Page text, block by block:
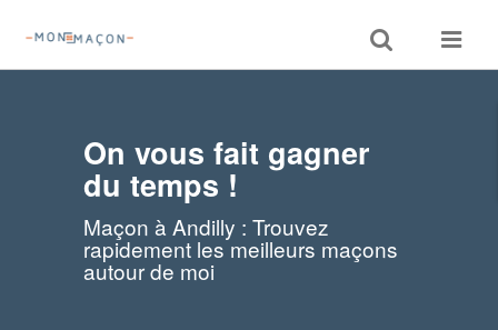
Toggle
search
Toggle
On vous fait gagner
du temps !
Maçon à Andilly : Trouvez
rapidement les meilleurs maçons
autour de moi